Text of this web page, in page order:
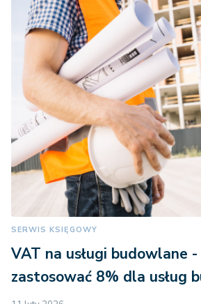
SERWIS KSIĘGOWY
VAT na usługi budowlane
zastosować 8% dla usług